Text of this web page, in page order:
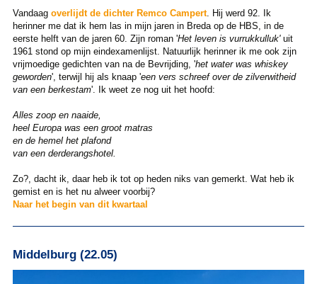
Vandaag overlijdt de dichter Remco Campert. Hij werd 92. Ik
herinner me dat ik hem las in mijn jaren in Breda op de HBS, in de
eerste helft van de jaren 60. Zijn roman 'Het leven is vurrukkulluk' uit
1961 stond op mijn eindexamenlijst. Natuurlijk herinner ik me ook zijn
vrijmoedige gedichten van na de Bevrijding, 'het water was whiskey
geworden', terwijl hij als knaap 'een vers schreef over de zilverwitheid
van een berkestam'. Ik weet ze nog uit het hoofd:
Alles zoop en naaide,
heel Europa was een groot matras
en de hemel het plafond
van een derderangshotel.
Zo?, dacht ik, daar heb ik tot op heden niks van gemerkt. Wat heb ik
gemist en is het nu alweer voorbij?
Naar het begin van dit kwartaal
Middelburg (22.05)